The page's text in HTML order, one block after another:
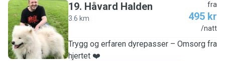
H
19. Håvard Halden
3.6 km
fra
495 kr
/natt
Trygg og erfaren dyrepasser – Omsorg fra
hjertet ❤️